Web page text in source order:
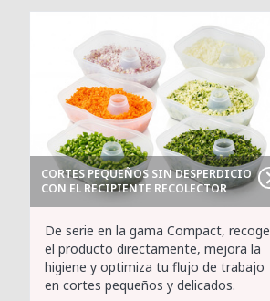
CORTES PEQUEÑOS SIN DESPERDICIO
CON EL RECIPIENTE RECOLECTOR
De serie en la gama Compact, recoge
el producto directamente, mejora la
higiene y optimiza tu flujo de trabajo
en cortes pequeños y delicados.